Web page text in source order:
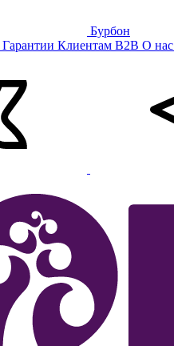
Бурбон
Гарантии Клиентам B2B О нас